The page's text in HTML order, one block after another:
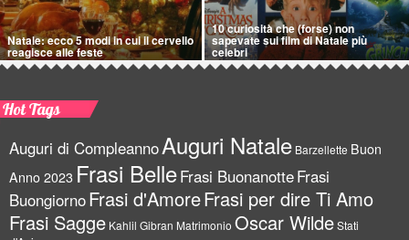
Natale: ecco 5 modi in cui il cervello
reagisce alle feste
10 curiosità che (forse) non
sapevate sui film di Natale più
celebri
Hot Tags
Auguri di CompleannoAuguri Natale Barzellette Buon
Anno 2023 Frasi BelleFrasi BuonanotteFrasi
BuongiornoFrasi d'AmoreFrasi per dire Ti Amo
Frasi Sagge Kahlil Gibran Matrimonio Oscar WildeStati